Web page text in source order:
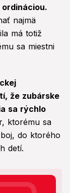
najmä
má totiž
sa miestni
že zubárske
sa rýchlo
ktorému sa
do ktorého
detí.